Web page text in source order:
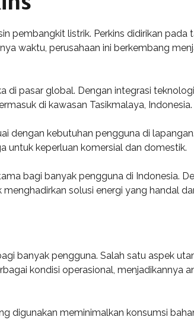
pembangkit listrik. Perkins didirikan pada
waktu, perusahaan ini berkembang
di pasar global. Dengan integrasi
di kawasan Tasikmalaya, Indonesia.
dengan kebutuhan pengguna di lapangan.
untuk keperluan komersial dan domestik.
bagi banyak pengguna di Indonesia.
solusi energi yang handal
banyak pengguna. Salah satu aspek
kondisi operasional, menjadikannya
digunakan meminimalkan konsumsi